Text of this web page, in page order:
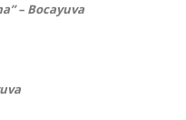
– Bocayuva